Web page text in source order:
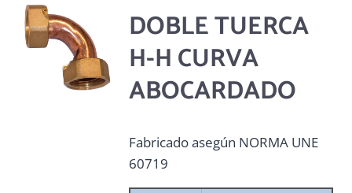
DOBLE TUERCA
H-H CURVA
ABOCARDADO
Fabricado asegún NORMA UNE
60719